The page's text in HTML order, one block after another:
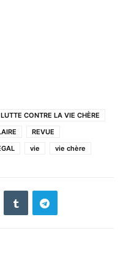
LUTTE CONTRE LA VIE CHÈRE
REVUE
vie vie chère